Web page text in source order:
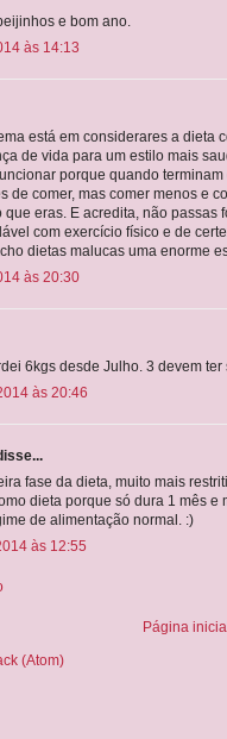
e bom ano.
às 14:13
está em considerares a dieta
de vida para um estilo mais
porque quando
de comer, mas comer menos e
eras. E acredita, não passas
com exercício físico e de
dietas malucas uma enorme
às 20:30
6kgs desde Julho. 3 devem
às 20:46
fase da dieta, muito mais
dieta porque só dura 1 mês e
de alimentação normal. :)
às 12:55
Página
(Atom)